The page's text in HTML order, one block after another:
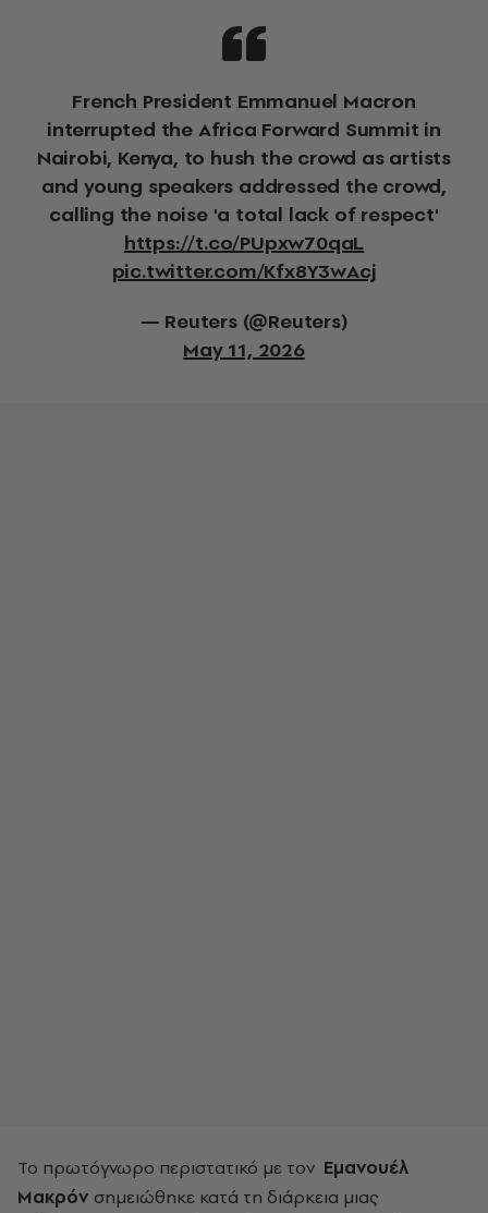
French President Emmanuel Macron
interrupted the Africa Forward Summit in
Nairobi, Kenya, to hush the crowd as artists
and young speakers addressed the crowd,
calling the noise 'a total lack of respect'
https://t.co/PUpxw70qaL
pic.twitter.com/Kfx8Y3wAcj
— Reuters (@Reuters)
May 11, 2026
Το πρωτόγνωρο περιστατικό με τον Εμανουέλ
Μακρόν σημειώθηκε κατά τη διάρκεια μιας